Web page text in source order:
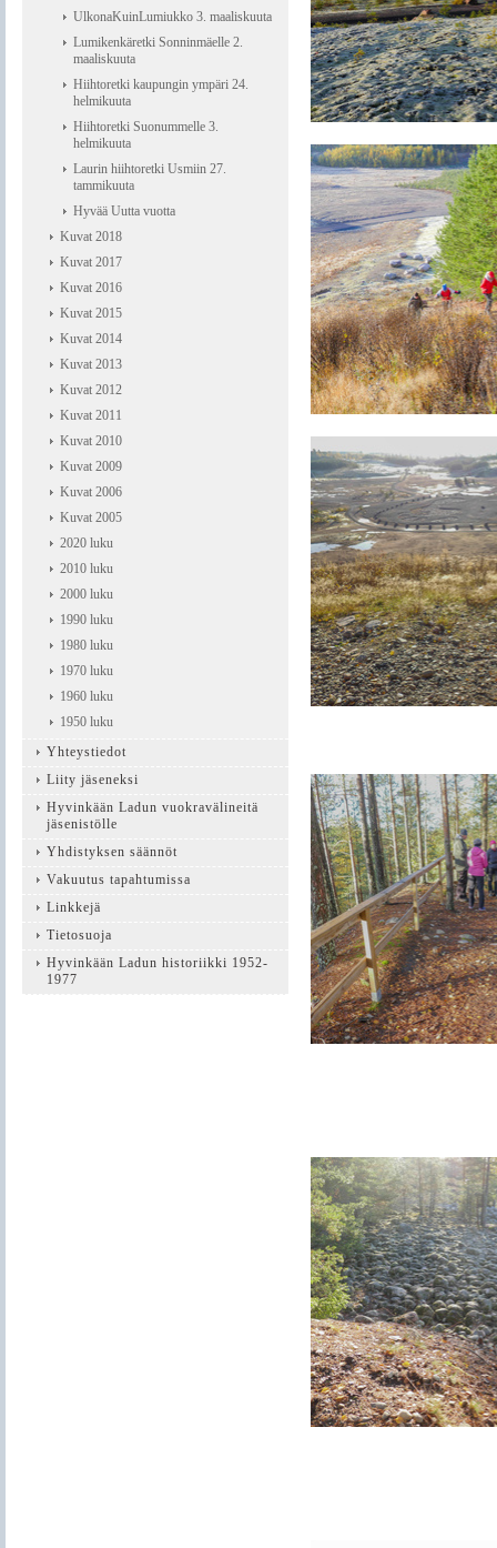
UlkonaKuinLumiukko 3. maaliskuuta
Lumikenkäretki Sonninmäelle 2.
maaliskuuta
Hiihtoretki kaupungin ympäri 24.
helmikuuta
Hiihtoretki Suonummelle 3.
helmikuuta
Laurin hiihtoretki Usmiin 27.
tammikuuta
Hyvää Uutta vuotta
Kuvat 2018
Kuvat 2017
Kuvat 2016
Kuvat 2015
Kuvat 2014
Kuvat 2013
Kuvat 2012
Kuvat 2011
Kuvat 2010
Kuvat 2009
Kuvat 2006
Kuvat 2005
2020 luku
2010 luku
2000 luku
1990 luku
1980 luku
1970 luku
1960 luku
1950 luku
Yhteystiedot
Liity jäseneksi
Hyvinkään Ladun vuokravälineitä
jäsenistölle
Yhdistyksen säännöt
Vakuutus tapahtumissa
Linkkejä
Tietosuoja
Hyvinkään Ladun historiikki 1952-
1977